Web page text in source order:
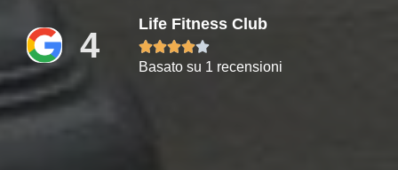
4
Life Fitness Club

Basato su 1 recensioni